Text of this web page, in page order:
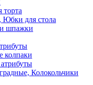
торта
Юбки для стола
шпажки
колпаки
Колокольчики